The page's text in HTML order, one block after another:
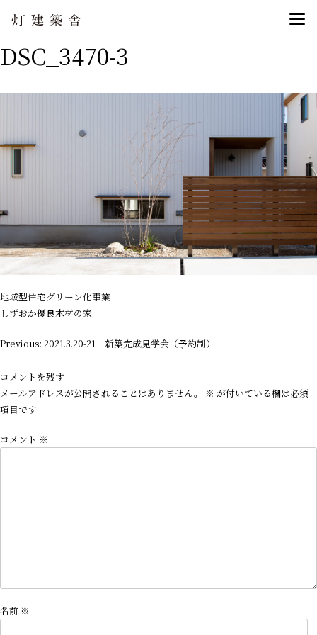
DSC_3470-3
地域型住宅グリーン化事業
しずおか優良木材の家
投
ナ
ビ
ゲ
シ
Previous: 2021.3.20-21 新築完成見学会（予約制）
コメントを残す
メールアドレスが公開されることはありません。
※ が付いている欄は必須
項目です
コメント ※
名前 ※